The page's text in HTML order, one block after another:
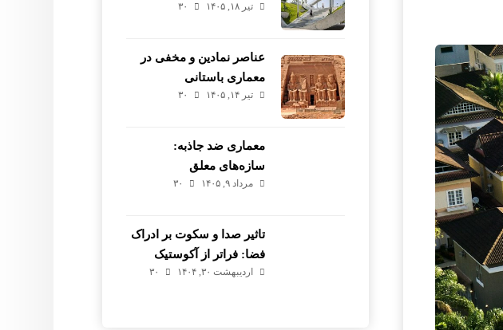
تیر ۱۸, ۱۴۰۵ ۳۰
عناصر نمادین و مخفی در
معماری باستانی
تیر ۱۴, ۱۴۰۵ ۳۰
معماری ضد جاذبه:
سازه‌های معلق
مرداد ۹, ۱۴۰۵ ۳۰
تاثیر صدا و سکوت بر ادراک
فضا: فراتر از آکوستیک
اردیبهشت ۳۰, ۱۴۰۴ ۳۰